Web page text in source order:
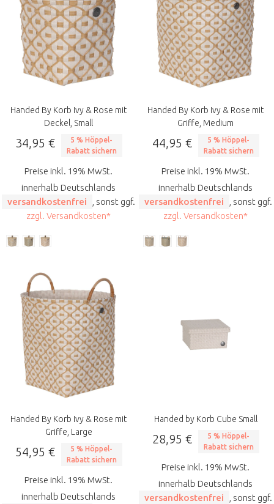
Handed By Korb Ivy & Rose mit
Deckel, Small
34,95 €
5 % Höppel-
Rabatt sichern
Preise inkl. 19% MwSt.
innerhalb Deutschlands
versandkostenfrei
, sonst ggf.
zzgl. Versandkosten*
Handed By Korb Ivy & Rose mit
Griffe, Medium
44,95 €
5 % Höppel-
Rabatt sichern
Preise inkl. 19% MwSt.
innerhalb Deutschlands
versandkostenfrei
, sonst ggf.
zzgl. Versandkosten*
Handed By Korb Ivy & Rose mit
Griffe, Large
54,95 €
5 % Höppel-
Rabatt sichern
Preise inkl. 19% MwSt.
innerhalb Deutschlands
Handed by Korb Cube Small
28,95 €
5 % Höppel-
Rabatt sichern
Preise inkl. 19% MwSt.
innerhalb Deutschlands
versandkostenfrei
, sonst ggf.